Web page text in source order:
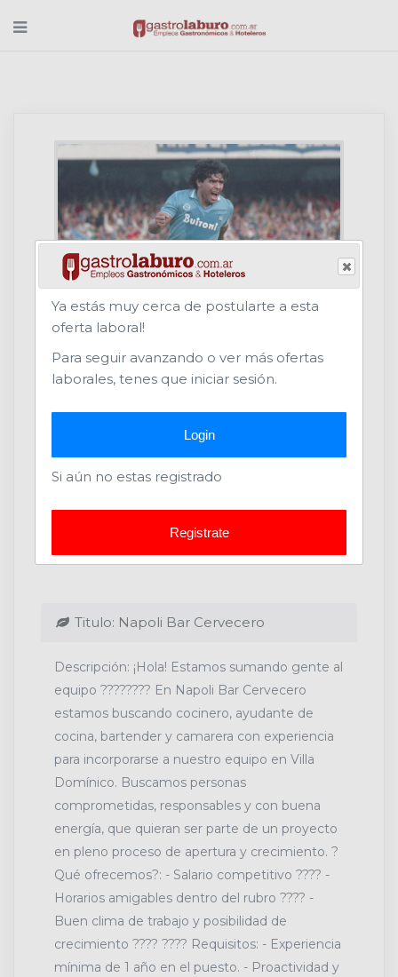
Napoli Bar
Rubro: CERVECERIA (Gastronomía)
Acerca de la Compañía
Cerveceria
Titulo: Napoli Bar Cervecero
Descripción: ¡Hola! Estamos sumando gente al
equipo ???????? En Napoli Bar Cervecero
estamos buscando cocinero, ayudante de
cocina, bartender y camarera con experiencia
para incorporarse a nuestro equipo en Villa
Domínico. Buscamos personas
comprometidas, responsables y con buena
energía, que quieran ser parte de un proyecto
en pleno proceso de apertura y crecimiento. ?
Qué ofrecemos?: - Salario competitivo ???? -
Horarios amigables dentro del rubro ???? -
Buen clima de trabajo y posibilidad de
crecimiento ???? ???? Requisitos: - Experiencia
mínima de 1 año en el puesto. - Proactividad y
Ya estás muy cerca de postularte a esta
oferta laboral!
Para seguir avanzando o ver más ofertas
laborales, tenes que iniciar sesión.
Login
Si aún no estas registrado
Registrate